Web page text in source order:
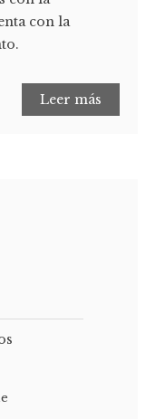
con la
Leer más